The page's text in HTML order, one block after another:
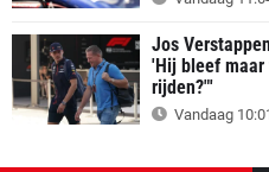
Jos
'Hij bleef maar
rijden?"'
Vandaag